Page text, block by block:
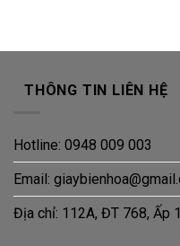
THÔNG TIN LIÊN HỆ
Hotline: 0948 009 003
Email:
Địa chỉ: 112A, ĐT 768, Ấp